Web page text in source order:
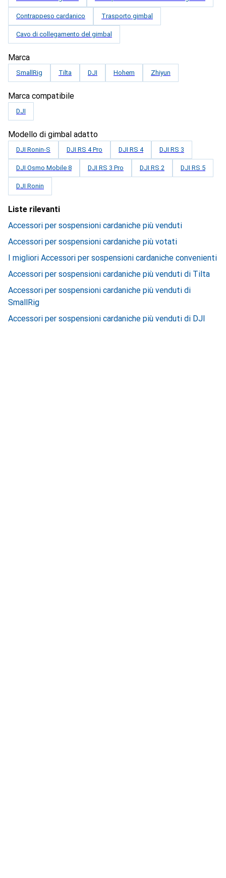
Contrappeso cardanico Trasporto gimbal
Cavo di collegamento del gimbal
Marca
SmallRig Tilta DJI Hohem Zhiyun
Marca compatibile
DJI
Modello di gimbal adatto
DJI Ronin-S DJI RS 4 Pro DJI RS 4 DJI RS 3
DJI Osmo Mobile 8 DJI RS 3 Pro DJI RS 2 DJI RS 5
DJI Ronin
Liste rilevanti
Accessori per sospensioni cardaniche più venduti
Accessori per sospensioni cardaniche più votati
I migliori Accessori per sospensioni cardaniche convenienti
Accessori per sospensioni cardaniche più venduti di Tilta
Accessori per sospensioni cardaniche più venduti di
SmallRig
Accessori per sospensioni cardaniche più venduti di DJI